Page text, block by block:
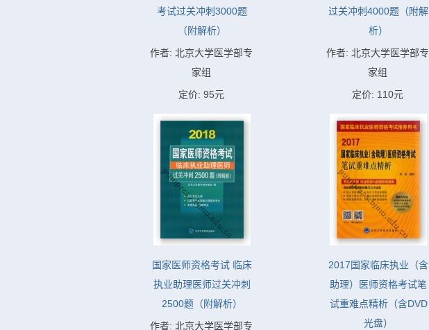
考试过关冲刺3000题
（附解析）
作者: 北京大学医学部专
家组
定价: 95元
过关冲刺4000题（附解
析）
作者: 北京大学医学部专
家组
定价: 110元
国家医师资格考试 临床
执业助理医师过关冲刺
2500题（附解析）
作者: 北京大学医学部专
2017国家临床执业（含
助理）医师资格考试笔
试重难点精析（含DVD
光盘）